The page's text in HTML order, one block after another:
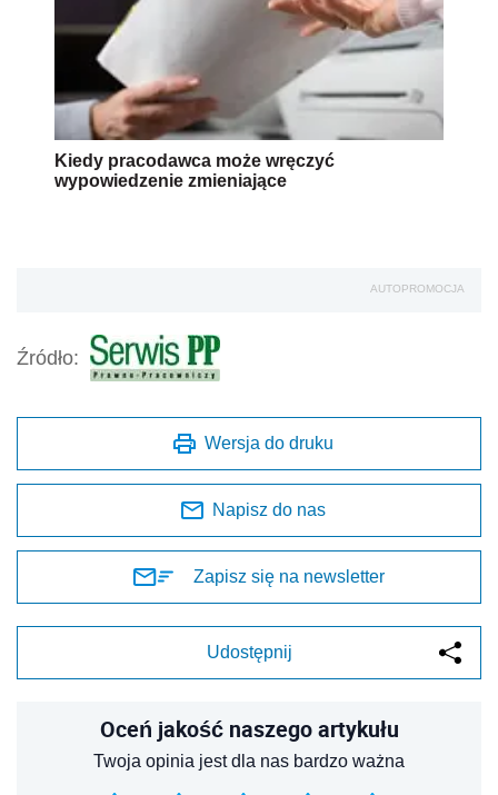
Kiedy pracodawca może wręczyć
wypowiedzenie zmieniające
AUTOPROMOCJA
Źródło:
Wersja do druku
Napisz do nas
Zapisz się na newsletter
Udostępnij
Oceń jakość naszego artykułu
Twoja opinia jest dla nas bardzo ważna